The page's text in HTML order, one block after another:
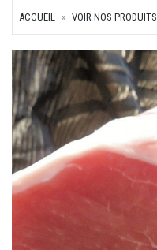
ACCUEIL VOIR NOS PRODUITS